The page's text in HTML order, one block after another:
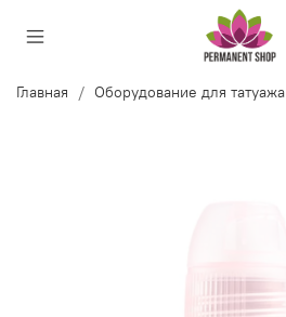
Главная Оборудование для татуажа